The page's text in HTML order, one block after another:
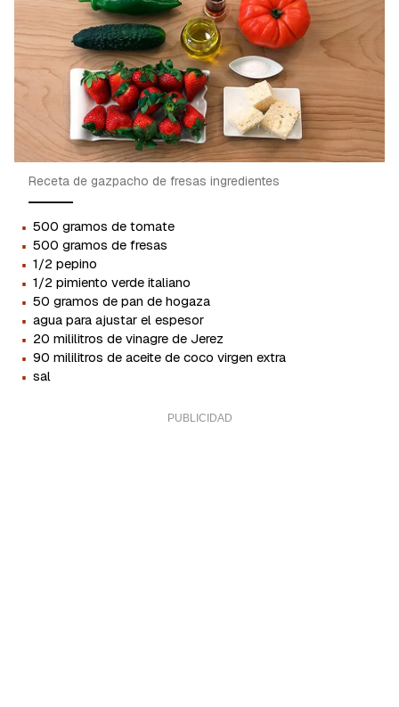
Receta de gazpacho de fresas ingredientes
· 500 gramos de tomate
· 500 gramos de fresas
· 1/2 pepino
· 1/2 pimiento verde italiano
· 50 gramos de pan de hogaza
· agua para ajustar el espesor
· 20 mililitros de vinagre de Jerez
· 90 mililitros de aceite de coco virgen extra
· sal